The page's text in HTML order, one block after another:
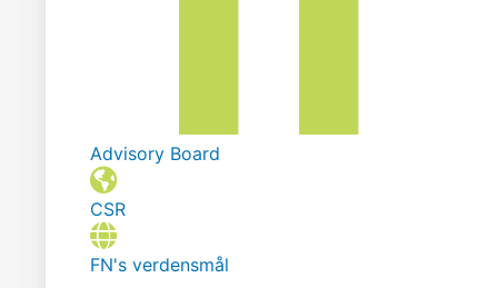
Advisory Board
CSR
FN's verdensmål